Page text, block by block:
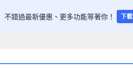
不錯過最新優惠、更多功能等著你！ 下載